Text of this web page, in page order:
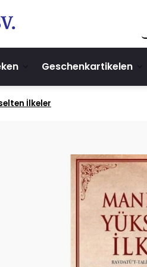
Geschenkartikelen
İlkeler